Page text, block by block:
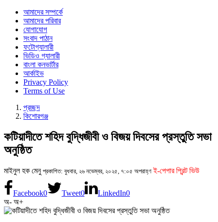
আমাদের সম্পর্কে
আমাদের পরিবার
যোগাযোগ
সংবাদ পাঠান
ফটোগ্যালারী
ভিডিও গ্যালারী
বাংলা কনভার্টার
আর্কাইভ
Privacy Policy
Terms of Use
প্রচ্ছদ
কিশোরগঞ্জ
কটিয়াদীতে শহিদ বুদ্ধিজীবী ও বিজয় দিবসের প্রস্তুতি সভা
অনুষ্ঠিত
মাইনুল হক মেনু প্রকাশিত: বুধবার, ২৬ নভেম্বর, ২০২৫, ৭:০৫ অপরাহ্ণ ই-পেপার প্রিন্ট ভিউ
Facebook0 Tweet0 LinkedIn0
অ- অ+